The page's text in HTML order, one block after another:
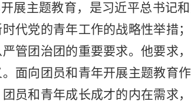
展主题教育，是习近平总书记
代党的青年工作的战略性举措
管团治团的重要要求。他要求
面向团员和青年开展主题教育
员和青年成长成才的内在需求